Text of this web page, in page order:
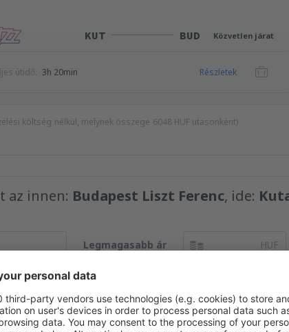
KUT BUD Közvetlen járat
útidő: 3h 20min Részletek
költség nélkül, melynek összege 6048 HUF utasonként)
az innen: Budapest Liszt Ferenc, ide:
Legmagasabb ár HUF
áron hírlevelünkben.
Hozzájárulok ahhoz, hogy
címre.